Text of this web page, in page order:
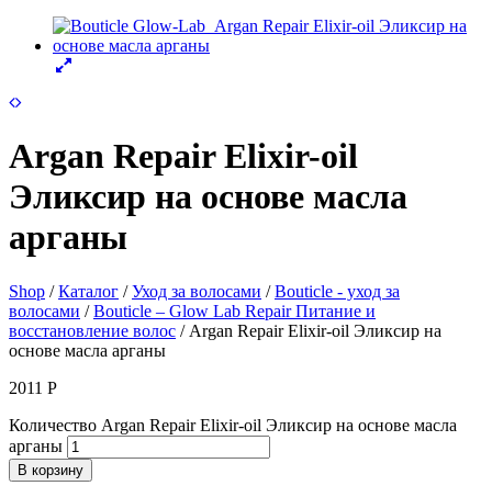
Argan Repair Elixir-oil
Эликсир на основе масла
арганы
Shop /Каталог /Уход за волосами /Bouticle - уход за
волосами /Bouticle – Glow Lab Repair Питание и
восстановление волос / Argan Repair Elixir-oil Эликсир на
основе масла арганы
2011 Р
Количество Argan Repair Elixir-oil Эликсир на основе масла
арганы
В корзину